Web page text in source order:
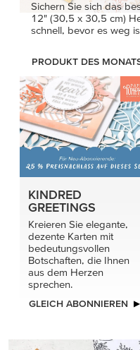
Sichern Sie sich das
12" (30,5 x 30,5 cm)
schnell, bevor es weg
PRODUKT DES
KINDRED
GREETINGS
Kreieren Sie elegante,
dezente Karten mit
bedeutungsvollen
Botschaften, die Ihnen
aus dem Herzen
sprechen.
GLEICH ABONNIEREN